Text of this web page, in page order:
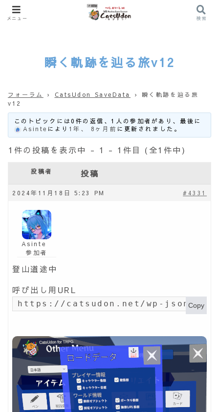
瞬く軌跡を辿る旅v12
フォーラム › CatsUdon SaveData ›
瞬く軌跡を辿る旅
v12
このトピックには0件の返信、1人の参加者があり、最後に
Asinte により 1年、 8ヶ月前 に更新されました。
1件の投稿を表示中 - 1 - 1件目 (全1件中)
投稿者 投稿
2024年11月18日 5:23 PM #4331
Asinte
参加者
登山道途中
呼び出し用URL
https://catsudon.net/wp-json/my-
Copy
メニュー 検索